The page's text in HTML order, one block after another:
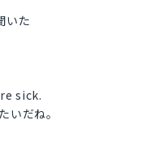
いた
sick.
いだね。